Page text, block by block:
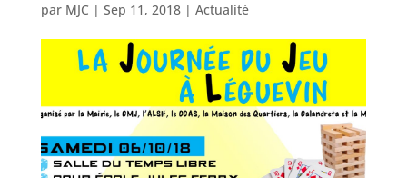
par MJC | Sep 11, 2018| Actualité